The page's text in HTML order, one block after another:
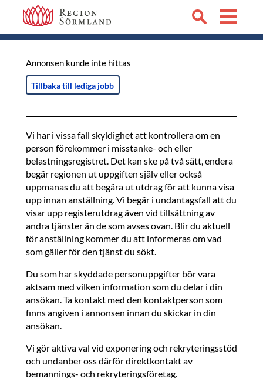
Annonsen kunde inte hittas
Tillbaka till lediga jobb
Vi har i vissa fall skyldighet att kontrollera om en
person förekommer i misstanke- och eller
belastningsregistret. Det kan ske på två sätt, endera
begär regionen ut uppgiften själv eller också
uppmanas du att begära ut utdrag för att kunna visa
upp innan anställning. Vi begär i undantagsfall att du
visar upp registerutdrag även vid tillsättning av
andra tjänster än de som avses ovan. Blir du aktuell
för anställning kommer du att informeras om vad
som gäller för den tjänst du sökt.
Du som har skyddade personuppgifter bör vara
aktsam med vilken information som du delar i din
ansökan. Ta kontakt med den kontaktperson som
finns angiven i annonsen innan du skickar in din
ansökan.
Vi gör aktiva val vid exponering och rekryteringsstöd
och undanber oss därför direktkontakt av
bemannings- och rekryteringsföretag.